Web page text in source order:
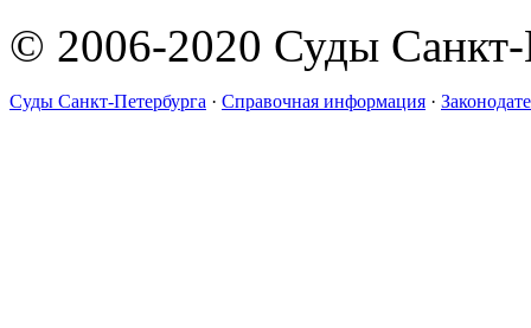
© 2006-2020 Суды Санкт-
Суды Санкт-Петербурга · Справочная информация ·